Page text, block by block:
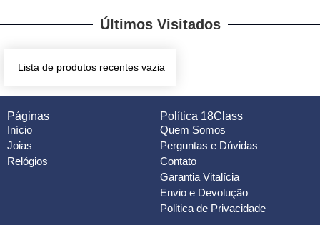
Últimos Visitados
Lista de produtos recentes vazia
Páginas
Início
Joias
Relógios
Política 18Class
Quem Somos
Perguntas e Dúvidas
Contato
Garantia Vitalícia
Envio e Devolução
Politica de Privacidade